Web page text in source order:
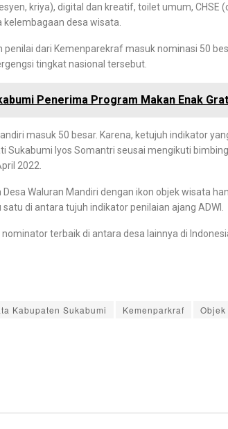
kriya), digital dan kreatif, toilet umum, CHSE
desa wisata.
dari Kemenparekraf masuk nominasi 50
tingkat nasional tersebut.
Penerima Program Makan Enak
masuk 50 besar. Karena, ketujuh indikator
Sukabumi Iyos Somantri seusai mengikuti
2022.
Waluran Mandiri dengan ikon objek wisata
di antara tujuh indikator penilaian ajang ADWI.
terbaik di antara desa lainnya di
Kabupaten Sukabumi Kemenparkraf